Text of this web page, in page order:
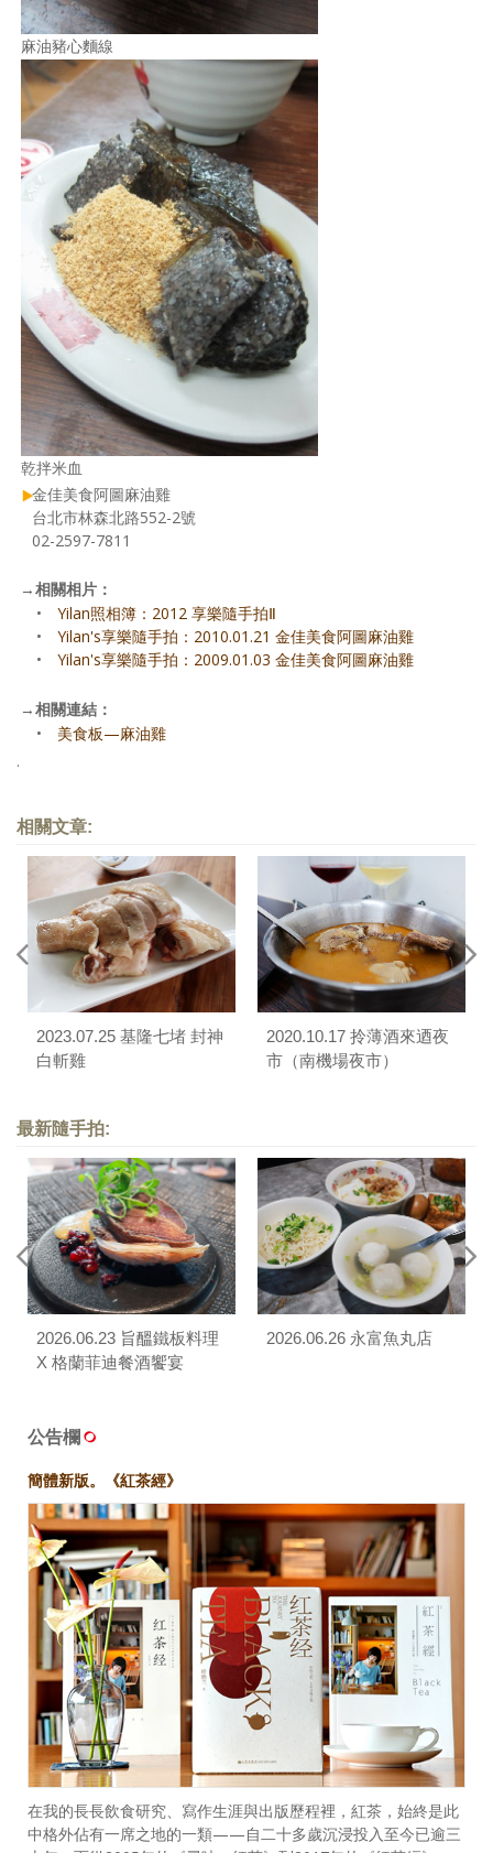
麻油豬心麵線
乾拌米血
金佳美食阿圖麻油雞
台北市林森北路552-2號
02-2597-7811
→相關相片：
•
Yilan照相簿：2012 享樂隨手拍Ⅱ
•
Yilan's享樂隨手拍：2010.01.21 金佳美食阿圖麻油雞
•
Yilan's享樂隨手拍：2009.01.03 金佳美食阿圖麻油雞
→相關連結：
•
美食板—麻油雞
.
相關文章:
2023.07.25 基隆七堵 封神
白斬雞
2020.10.17 拎薄酒來迺夜
市（南機場夜市）
最新隨手拍:
2026.06.23 旨醞鐵板料理
X 格蘭菲迪餐酒饗宴
2026.06.26 永富魚丸店
公告欄
簡體新版。《紅茶經》
在我的長長飲食研究、寫作生涯與出版歷程裡，紅茶，始終是此
中格外佔有一席之地的一類——自二十多歲沉浸投入至今已逾三